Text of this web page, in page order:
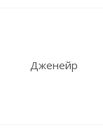
Дженейр